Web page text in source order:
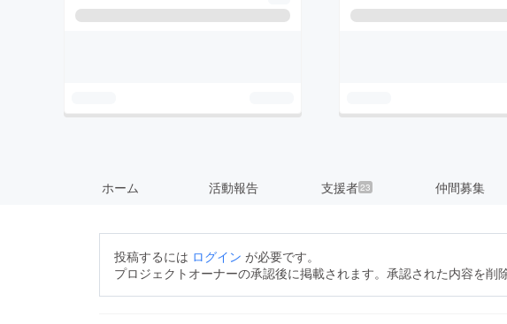
ホーム 活動報告 支援者23 仲間募集
投稿するには ログイン が必要です。
プロジェクトオーナーの承認後に掲載されます。承認された内容を削